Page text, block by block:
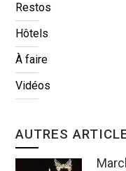
Restos
Hôtels
À faire
Vidéos
AUTRES